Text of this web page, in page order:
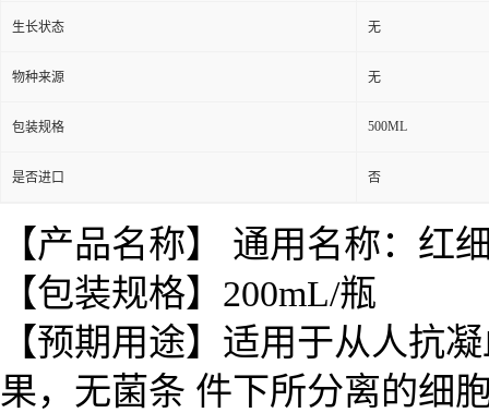
生长状态 无
物种来源 无
包装规格 500ML
是否进口 否
【产品名称】 通用名称：红
【包装规格】200mL/瓶
【预期用途】适用于从人抗
果，无菌条 件下所分离的细